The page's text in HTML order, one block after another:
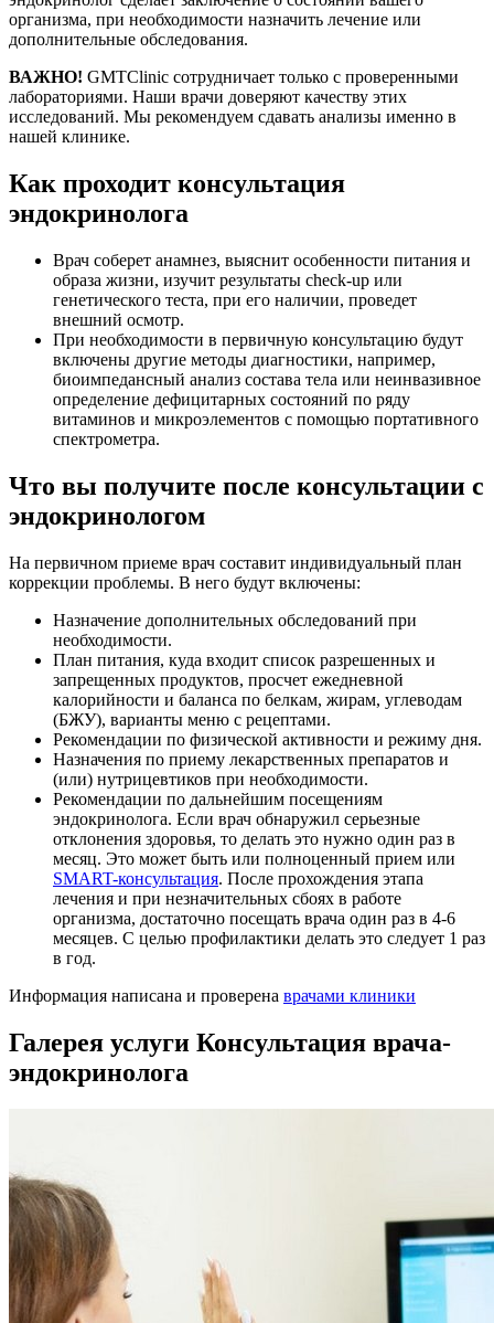
организма, при необходимости назначить лечение или
дополнительные обследования.
ВАЖНО! GMTClinic сотрудничает только с проверенными
лабораториями. Наши врачи доверяют качеству этих
исследований. Мы рекомендуем сдавать анализы именно в
нашей клинике.
Как проходит консультация
эндокринолога
Врач соберет анамнез, выяснит особенности питания и
образа жизни, изучит результаты check-up или
генетического теста, при его наличии, проведет
внешний осмотр.
При необходимости в первичную консультацию будут
включены другие методы диагностики, например,
биоимпедансный анализ состава тела или неинвазивное
определение дефицитарных состояний по ряду
витаминов и микроэлементов с помощью портативного
спектрометра.
Что вы получите после консультации с
эндокринологом
На первичном приеме врач составит индивидуальный план
коррекции проблемы. В него будут включены:
Назначение дополнительных обследований при
необходимости.
План питания, куда входит список разрешенных и
запрещенных продуктов, просчет ежедневной
калорийности и баланса по белкам, жирам, углеводам
(БЖУ), варианты меню с рецептами.
Рекомендации по физической активности и режиму дня.
Назначения по приему лекарственных препаратов и
(или) нутрицевтиков при необходимости.
Рекомендации по дальнейшим посещениям
эндокринолога. Если врач обнаружил серьезные
отклонения здоровья, то делать это нужно один раз в
месяц. Это может быть или полноценный прием или
SMART-консультация. После прохождения этапа
лечения и при незначительных сбоях в работе
организма, достаточно посещать врача один раз в 4-6
месяцев. С целью профилактики делать это следует 1 раз
в год.
Информация написана и проверена врачами клиники
Галерея услуги Консультация врача-
эндокринолога